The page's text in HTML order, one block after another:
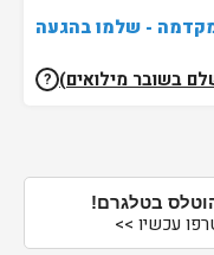
- שלמו בהגעה
בשובר מילואים) ?
בטלגרם!
עכשיו >>